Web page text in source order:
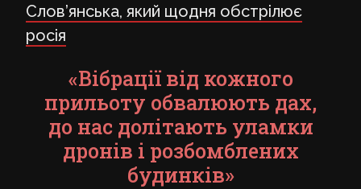
Слов’янська, який щодня обстрілює
росія
«Вібрації від кожного
прильоту обвалюють дах,
до нас долітають уламки
дронів і розбомблених
будинків»